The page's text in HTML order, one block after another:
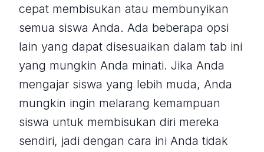
cepat membisukan atau membunyikan
semua siswa Anda. Ada beberapa opsi
lain yang dapat disesuaikan dalam tab ini
yang mungkin Anda minati. Jika Anda
mengajar siswa yang lebih muda, Anda
mungkin ingin melarang kemampuan
siswa untuk membisukan diri mereka
sendiri, jadi dengan cara ini Anda tidak